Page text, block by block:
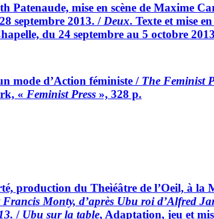
Patenaude, mise en scène de Maxime
septembre 2013. / Deux. Texte et mise
du 24 septembre au 5 octobre
mode d’Action féministe / The Feminist
« Feminist Press », 328 p.
production du Theìéâtre de l’Oeil, à
Monty, d’après Ubu roid’Alfred
/ Ubu sur la table, Adaptation, jeu et